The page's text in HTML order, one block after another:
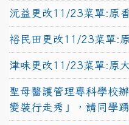
沅益更改11/23菜單:原
裕民田更改11/23菜單:
津味更改11/23菜單:原
聖母醫護管理專科學校
變裝行走秀」，請同學